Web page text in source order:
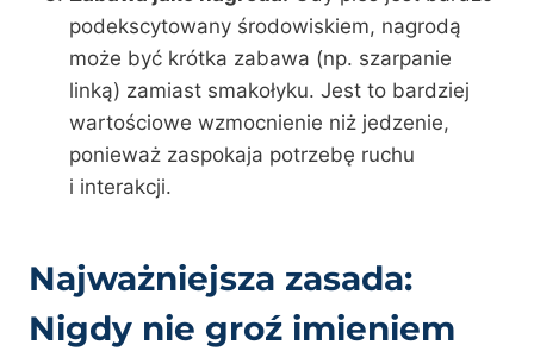
podekscytowany środowiskiem, nagrodą
może być krótka zabawa (np. szarpanie
linką) zamiast smakołyku. Jest to bardziej
wartościowe wzmocnienie niż jedzenie,
ponieważ zaspokaja potrzebę ruchu
i interakcji.
Najważniejsza zasada:
Nigdy nie groź imieniem